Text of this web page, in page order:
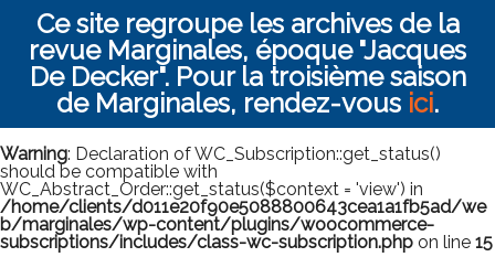
Ce site regroupe les archives de la
revue Marginales, époque "Jacques
De Decker". Pour la troisième saison
de Marginales, rendez-vous ici.
Warning: Declaration of WC_Subscription::get_status()
should be compatible with
WC_Abstract_Order::get_status($context = 'view') in
/home/clients/d011e20f90e5088800643cea1a1fb5ad/we
b/marginales/wp-content/plugins/woocommerce-
subscriptions/includes/class-wc-subscription.php on line 15